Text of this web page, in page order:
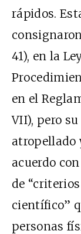
rápidos.
41), en la
en el
VII), pero
atropellado
acuerdo
de
científico”
personas